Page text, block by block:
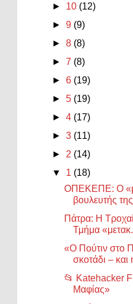
► 10 (12)
►9 (9)
►8 (8)
►7 (8)
►6 (19)
►5 (19)
►4 (17)
►3 (11)
► 2 (14)
▼ 1 (18)
ΟΠΕΚΕΠΕ: Ο
βουλευτής
Πάτρα: Η
Τμήμα
«Ο Πούτιν στο
σκοτάδι – και
📂 Katehacker
Μαφίας»